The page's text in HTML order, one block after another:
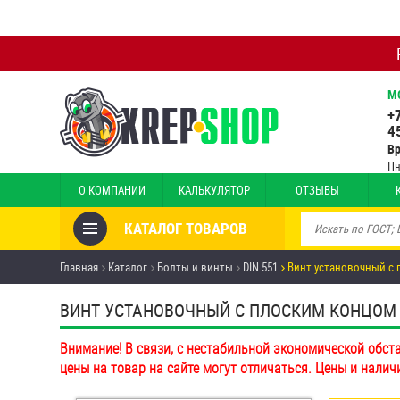
О КОМПАНИИ КАЛЬКУЛЯТОР ОТЗЫВЫ
КАТАЛОГ ТОВАРОВ
Товары со скидкой
Анкеры
Антивандальный крепёж,
инструмент
Болты и винты
Главная Каталог Болты и винты DIN 551 Винт установочный
ВИНТ УСТАНОВОЧНЫЙ С ПЛОСКИМ КОНЦОМ
Внимание! В связи, с нестабильной экономической
цены на товар на сайте могут отличаться. Цены и